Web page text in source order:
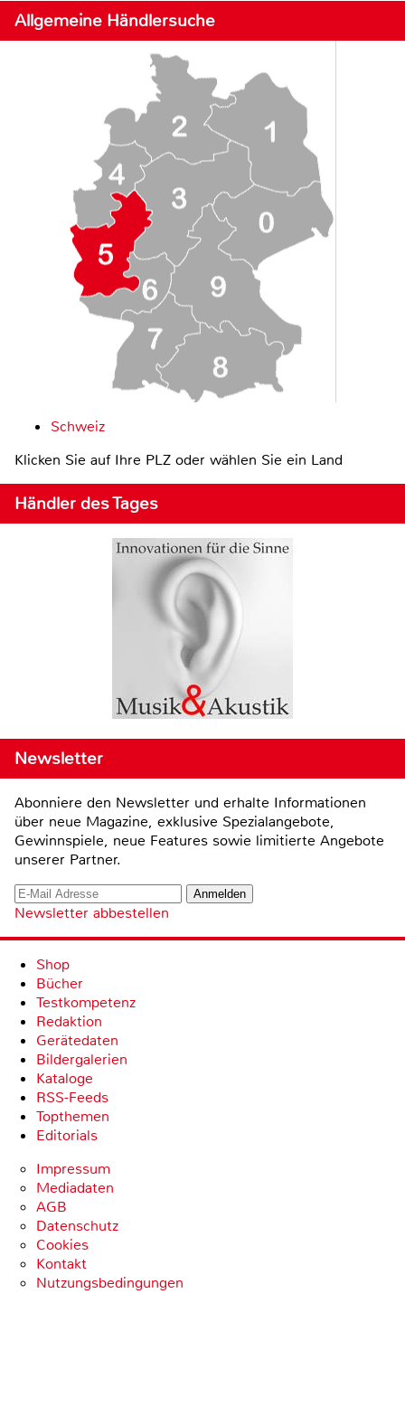
Allgemeine Händlersuche
Schweiz
Klicken Sie auf Ihre PLZ oder wählen Sie ein Land
Händler des Tages
Newsletter
Abonniere den Newsletter und erhalte Informationen
über neue Magazine, exklusive Spezialangebote,
Gewinnspiele, neue Features sowie limitierte Angebote
unserer Partner.
Newsletter abbestellen
Shop
Bücher
Testkompetenz
Redaktion
Gerätedaten
Bildergalerien
Kataloge
RSS-Feeds
Topthemen
Editorials
Impressum
Mediadaten
AGB
Datenschutz
Cookies
Kontakt
Nutzungsbedingungen